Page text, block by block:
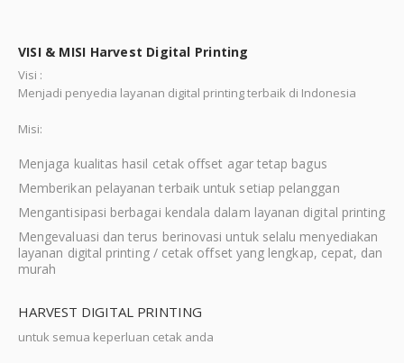
VISI & MISI Harvest Digital Printing
Visi :
Menjadi penyedia layanan digital printing terbaik di Indonesia
Misi:
Menjaga kualitas hasil cetak offset agar tetap bagus
Memberikan pelayanan terbaik untuk setiap pelanggan
Mengantisipasi berbagai kendala dalam layanan digital printing
Mengevaluasi dan terus berinovasi untuk selalu menyediakan
layanan digital printing / cetak offset yang lengkap, cepat, dan
murah
HARVEST DIGITAL PRINTING
untuk semua keperluan cetak anda